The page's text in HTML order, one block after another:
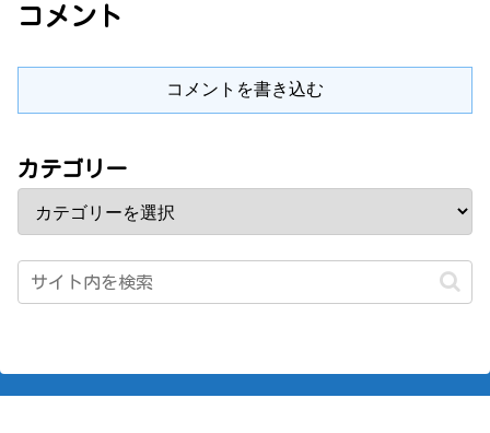
コメント
コメントを書き込む
カテゴリー